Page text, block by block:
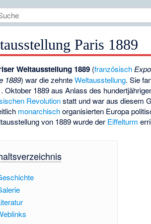
Paris 1889
Weltausstellung 1889 (französisch
1889) war die zehnteWeltausstellung. Sie
Oktober 1889 aus Anlass des
Revolutionstatt und war aus diesem
monarchischorganisierten Europa
von 1889 wurde der Eiffelturm